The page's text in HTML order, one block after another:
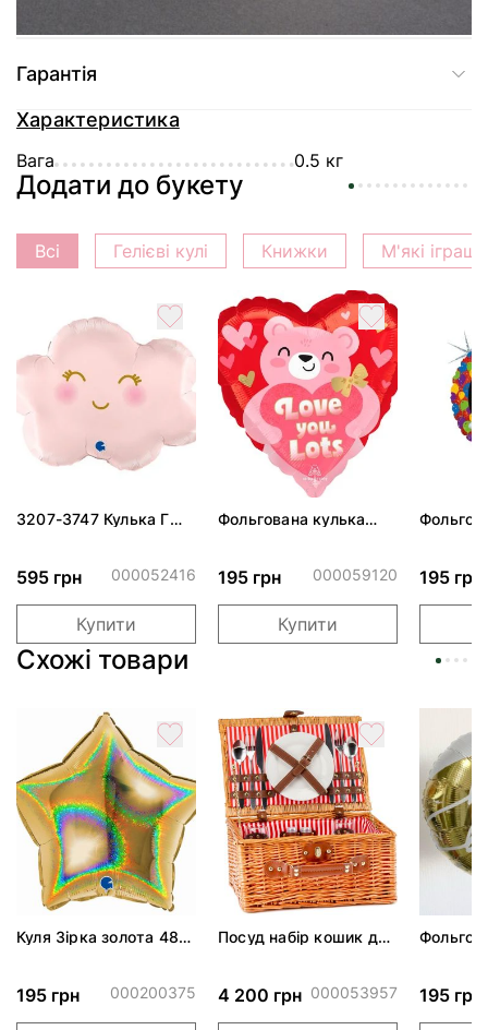
Гарантія
Характеристика
Вага 0.5 кг
Додати до букету
Всі Гелієві кулі Книжки М'які
3207-3747 Кулька Г
595 грн 000052416
Купити
Фольгована кулька
195 грн 000059120
Купити
195 грн
Схожі товари
Куля Зірка золота 48
195 грн 000200375
Посуд набір кошик для
4 200 грн 000053957 195 грн